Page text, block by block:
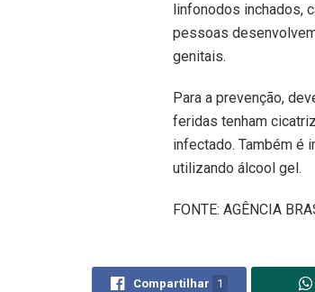
linfonodos inchados,
pessoas
genitais.
Para a prevenção,
feridas tenham
infectado. Também é
utilizando álcool gel.
FONTE: AGÊNCIA
Compartilhar 1